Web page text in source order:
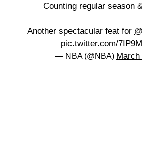
Counting regular season
Another spectacular feat for
pic.twitter.com/
— NBA (@NBA)